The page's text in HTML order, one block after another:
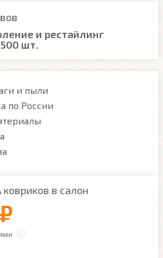
и рестайлинг
500 шт.
и пыли
по России
в салон